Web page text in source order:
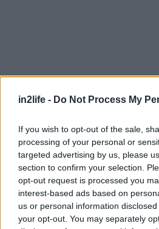
in2life - Do Not Process My
If you wish to opt-out of the sale,
processing of your personal or
targeted advertising by us, please
section to confirm your selection.
opt-out request is processed you
interest-based ads based on
us or personal information
your opt-out. You may separately
Από την πλευρά της η
Κατσιγαράκη η οποία έχει